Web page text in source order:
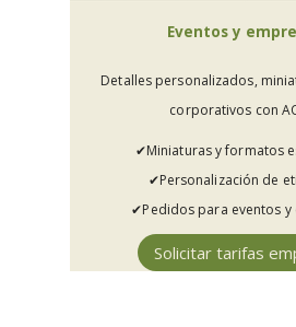
Eventos y
Detalles personalizados,
corporativos con
✔︎Miniaturas y formatos
✔︎Personalización de
✔︎Pedidos para eventos y
Solicitar tarifas